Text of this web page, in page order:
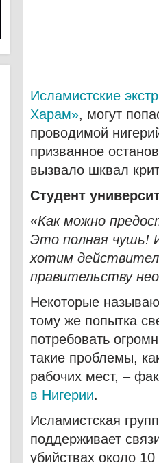
Исламистские
Харам», могут
проводимой
призванное
вызвало шквал
Студент
«Как можно
Это полная чушь!
хотим
правительству
Некоторые
тому же попытка
потребовать
такие проблемы,
рабочих мест, –
в Нигерии.
Исламистская
поддерживает
убийствах около